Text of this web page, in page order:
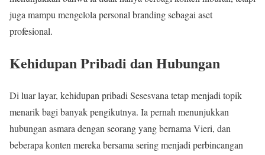
juga mampu mengelola personal branding sebagai aset
profesional.
Kehidupan Pribadi dan Hubungan
Di luar layar, kehidupan pribadi Sesesvana tetap menjadi topik
menarik bagi banyak pengikutnya. Ia pernah menunjukkan
hubungan asmara dengan seorang yang bernama Vieri, dan
beberapa konten mereka bersama sering menjadi perbincangan